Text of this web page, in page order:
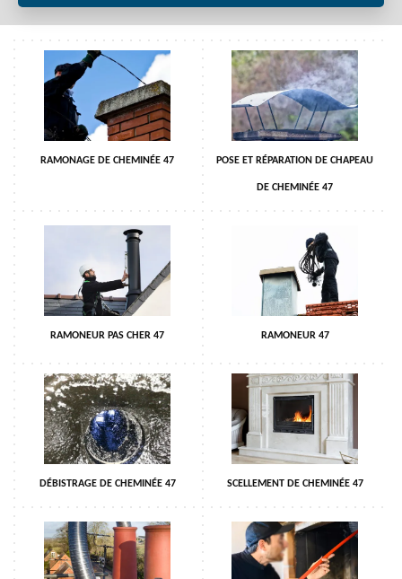
RAMONAGE DE CHEMINÉE 47 POSE ET RÉPARATION DE CHAPEAU
DE CHEMINÉE 47
RAMONEUR PAS CHER 47 RAMONEUR 47
DÉBISTRAGE DE CHEMINÉE 47 SCELLEMENT DE CHEMINÉE 47